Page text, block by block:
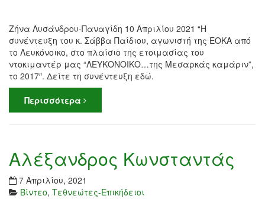
Ζήνα Λυσάνδρου-Παναγίδη 10 Απριλίου 2021 “Η
συνέντευξη του κ. Σάββα Παίδιου, αγωνιστή της ΕΟΚΑ από
το Λευκόνοικο, στο πλαίσιο της ετοιμασίας του
ντοκιμαντέρ μας “ΛΕΥΚΟΝΟΙΚΟ…της Μεσαρκάς καμάριν”,
το 2017″. Δείτε τη συνέντευξη εδώ.
Περισσότερα
Αλέξανδρος Κωνσταντάς
7 Απριλίου, 2021
Βίντεο, Τεθνεώτες-Επικήδειοι